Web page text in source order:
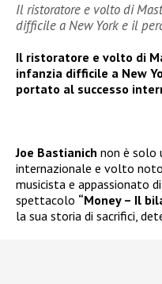
Il ristoratore e volto di
difficile a New York e il
Il ristoratore e volto di
infanzia difficile a New
portato al successo
Joe Bastianich non è solo
internazionale e volto
musicista e appassionato
spettacolo “Money – Il
la sua storia di sacrifici,